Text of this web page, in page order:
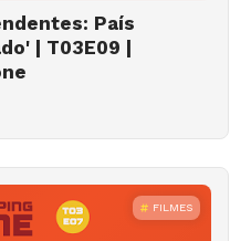
País
| T03E09 |
FILMES